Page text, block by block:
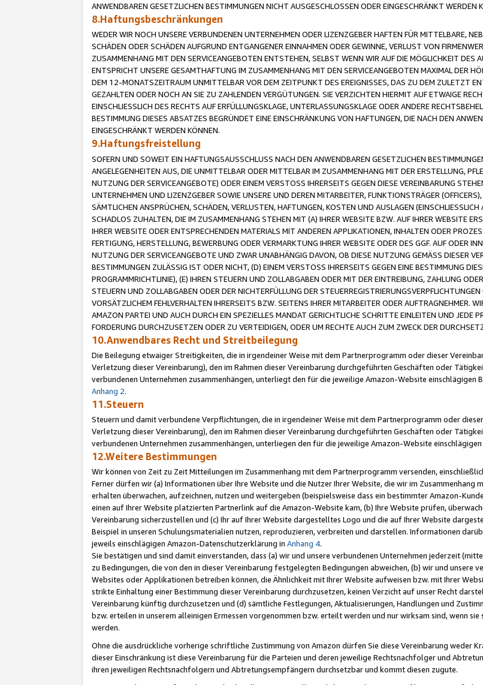
ANWENDBAREN GESETZLICHEN BESTIMMUNGEN NICHT AUSGESCHLOSSEN ODER EINGESCHRÄNKT WERDEN
8.Haftungsbeschränkungen
WEDER WIR NOCH UNSERE VERBUNDENEN UNTERNEHMEN ODER LIZENZGEBER HAFTEN FÜR MITTELBARE,
SCHÄDEN ODER SCHÄDEN AUFGRUND ENTGANGENER EINNAHMEN ODER GEWINNE, VERLUST VON
ZUSAMMENHANG MIT DEN SERVICEANGEBOTEN ENTSTEHEN, SELBST WENN WIR AUF DIE MÖGLICHKEIT DES
ENTSPRICHT UNSERE GESAMTHAFTUNG IM ZUSAMMENHANG MIT DEN SERVICEANGEBOTEN MAXIMAL DER
DEM 12-MONATSZEITRAUM UNMITTELBAR VOR DEM ZEITPUNKT DES EREIGNISSES, DAS ZU DEM ZULETZT
GEZAHLTEN ODER NOCH AN SIE ZU ZAHLENDEN VERGÜTUNGEN. SIE VERZICHTEN HIERMIT AUF ETWAIGE
EINSCHLIESSLICH DES RECHTS AUF ERFÜLLUNGSKLAGE, UNTERLASSUNGSKLAGE ODER ANDERE
BESTIMMUNG DIESES ABSATZES BEGRÜNDET EINE EINSCHRÄNKUNG VON HAFTUNGEN, DIE NACH DEN
EINGESCHRÄNKT WERDEN KÖNNEN.
9.Haftungsfreistellung
SOFERN UND SOWEIT EIN HAFTUNGSAUSSCHLUSS NACH DEN ANWENDBAREN GESETZLICHEN
ANGELEGENHEITEN AUS, DIE UNMITTELBAR ODER MITTELBAR IM ZUSAMMENHANG MIT DER ERSTELLUNG,
NUTZUNG DER SERVICEANGEBOTE) ODER EINEM VERSTOSS IHRERSEITS GEGEN DIESE VEREINBARUNG
UNTERNEHMEN UND LIZENZGEBER SOWIE UNSERE UND DEREN MITARBEITER, FUNKTIONSTRÄGER
SÄMTLICHEN ANSPRÜCHEN, SCHÄDEN, VERLUSTEN, HAFTUNGEN, KOSTEN UND AUSLAGEN
SCHADLOS ZUHALTEN, DIE IM ZUSAMMENHANG STEHEN MIT (A) IHRER WEBSITE BZW. AUF IHRER WEBSITE
IHRER WEBSITE ODER ENTSPRECHENDEN MATERIALS MIT ANDEREN APPLIKATIONEN, INHALTEN ODER
FERTIGUNG, HERSTELLUNG, BEWERBUNG ODER VERMARKTUNG IHRER WEBSITE ODER DES GGF. AUF ODER
NUTZUNG DER SERVICEANGEBOTE UND ZWAR UNABHÄNGIG DAVON, OB DIESE NUTZUNG GEMÄSS DIESER
BESTIMMUNGEN ZULÄSSIG IST ODER NICHT, (D) EINEM VERSTOSS IHRERSEITS GEGEN EINE BESTIMMUNG
PROGRAMMRICHTLINIE), (E) IHREN STEUERN UND ZOLLABGABEN ODER MIT DER EINTREIBUNG, ZAHLUNG
STEUERN UND ZOLLABGABEN ODER DER NICHTERFÜLLUNG DER
VORSÄTZLICHEM FEHLVERHALTEN IHRERSEITS BZW. SEITENS IHRER MITARBEITER ODER AUFTRAGNEHMER.
AMAZON PARTEI UND AUCH DURCH EIN SPEZIELLES MANDAT GERICHTLICHE SCHRITTE EINLEITEN UND JEDE
FORDERUNG DURCHZUSETZEN ODER ZU VERTEIDIGEN, ODER UM RECHTE AUCH ZUM ZWECK DER
10.Anwendbares Recht und Streitbeilegung
Die Beilegung etwaiger Streitigkeiten, die in irgendeiner Weise mit dem Partnerprogramm oder dieser
Verletzung dieser Vereinbarung), den im Rahmen dieser Vereinbarung durchgeführten Geschäften oder
verbundenen Unternehmen zusammenhängen, unterliegt den für die jeweilige Amazon-Website einschlägigen
Anhang 2.
11.Steuern
Steuern und damit verbundene Verpflichtungen, die in irgendeiner Weise mit dem Partnerprogramm oder
Verletzung dieser Vereinbarung), den im Rahmen dieser Vereinbarung durchgeführten Geschäften oder
verbundenen Unternehmen zusammenhängen, unterliegen den für die jeweilige Amazon-Website
12.Weitere Bestimmungen
Wir können von Zeit zu Zeit Mitteilungen im Zusammenhang mit dem Partnerprogramm versenden,
Ferner dürfen wir (a) Informationen über Ihre Website und die Nutzer Ihrer Website, die wir im
erhalten überwachen, aufzeichnen, nutzen und weitergeben (beispielsweise dass ein bestimmter Amazon-
einen auf Ihrer Website platzierten Partnerlink auf die Amazon-Website kam, (b) Ihre Website prüfen,
Vereinbarung sicherzustellen und (c) Ihr auf Ihrer Website dargestelltes Logo und die auf Ihrer Website
Beispiel in unseren Schulungsmaterialien nutzen, reproduzieren, verbreiten und darstellen. Informationen
jeweils einschlägigen Amazon-Datenschutzerklärung in Anhang 4.
Sie bestätigen und sind damit einverstanden, dass (a) wir und unsere verbundenen Unternehmen jederzeit
zu Bedingungen, die von den in dieser Vereinbarung festgelegten Bedingungen abweichen, (b) wir und
Websites oder Applikationen betreiben können, die Ähnlichkeit mit Ihrer Website aufweisen bzw. mit Ihrer
strikte Einhaltung einer Bestimmung dieser Vereinbarung durchzusetzen, keinen Verzicht auf unser Recht
Vereinbarung künftig durchzusetzen und (d) sämtliche Festlegungen, Aktualisierungen, Handlungen und
bzw. erteilen in unserem alleinigen Ermessen vorgenommen bzw. erteilt werden und nur wirksam sind, wenn
werden.
Ohne die ausdrückliche vorherige schriftliche Zustimmung von Amazon dürfen Sie diese Vereinbarung weder
dieser Einschränkung ist diese Vereinbarung für die Parteien und deren jeweilige Rechtsnachfolger und
ihren jeweiligen Rechtsnachfolgern und Abtretungsempfängern durchsetzbar und kommt diesen zugute.